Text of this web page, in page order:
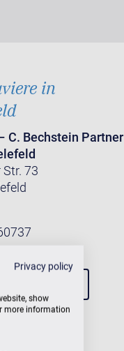
in
C. Bechstein Partner
73
Privacy policy
show
more information